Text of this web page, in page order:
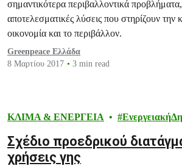
σημαντικότερα περιβαλλοντικά
αποτελεσματικές λύσεις που στηρίζουν την
οικονομία και το περιβάλλον.
Greenpeace Ελλάδα
8 Μαρτίου 2017
3 min read
ΚΛΙΜΑ & ΕΝΕΡΓΕΙΑ
Σχέδιο προεδρικού
χρήσεις γης